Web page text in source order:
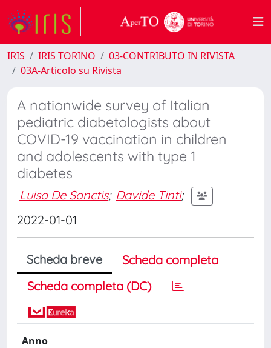
IRIS IRIS TORINO
03-CONTRIBUTO IN RIVISTA
03A-Articolo su Rivista
A nationwide survey of Italian
pediatric diabetologists about
COVID-19 vaccination in children
and adolescents with type 1
diabetes
Luisa De Sanctis; Davide Tinti;
2022-01-01
Scheda breve
Scheda completa
Scheda completa (DC)
Anno